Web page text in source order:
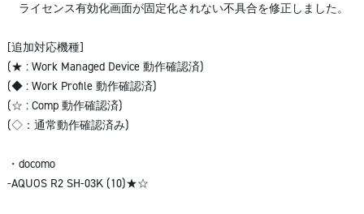
ライセンス有効化画面が固定化されない不具合を修正しました。
[追加対応機種]
(★ : Work Managed Device 動作確認済)
(◆ : Work Profile 動作確認済)
(☆ : Comp 動作確認済)
(◇：通常動作確認済み)
・docomo
-AQUOS R2 SH-03K (10)★☆